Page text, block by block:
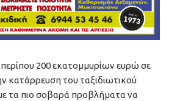
200 εκατομμυρίων ευρώ σε
κατάρρευση του ταξιδιωτικού
τα πιο σοβαρά προβλήματα να